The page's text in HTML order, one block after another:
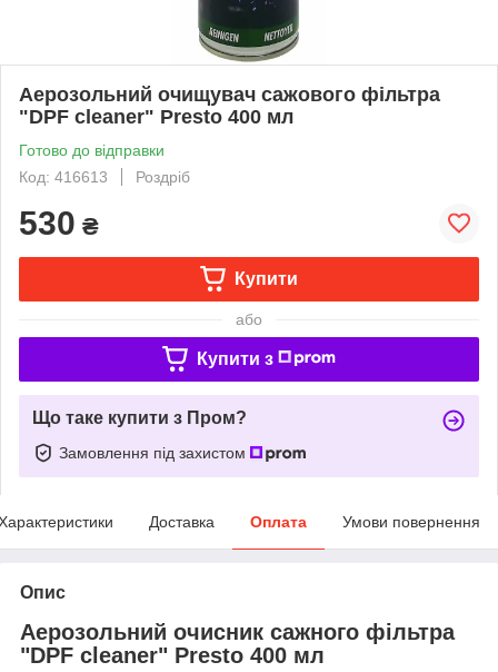
Аерозольний очищувач сажового фільтра
"DPF cleaner" Presto 400 мл
Готово до відправки
Код: 416613
Роздріб
530 ₴
Купити
або
Купити з
Що таке купити з Пром?
Замовлення під захистом
Доставка Оплата Умови повернення
Опис
Аерозольний очисник сажного фільтра
"DPF cleaner" Presto 400 мл